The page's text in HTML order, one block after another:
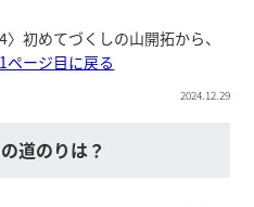
初めてづくしの山開拓から、
1ページ目に戻る
2024.12.29
道のりは？